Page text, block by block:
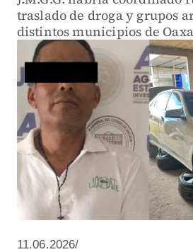
traslado de droga y grupos
distintos municipios de
11.06.2026/